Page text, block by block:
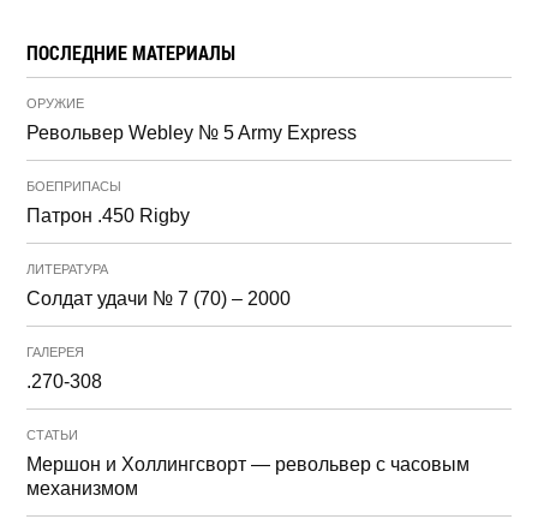
ПОСЛЕДНИЕ МАТЕРИАЛЫ
ОРУЖИЕ
Револьвер Webley № 5 Army Express
БОЕПРИПАСЫ
Патрон .450 Rigby
ЛИТЕРАТУРА
Солдат удачи № 7 (70) – 2000
ГАЛЕРЕЯ
.270-308
СТАТЬИ
Мершон и Холлингсворт — револьвер с часовым
механизмом